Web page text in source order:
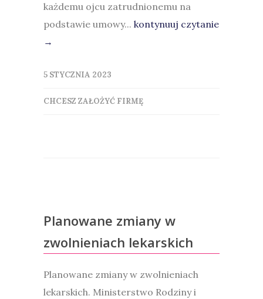
każdemu ojcu zatrudnionemu na
podstawie umowy... kontynuuj czytanie
→
5 STYCZNIA 2023
CHCESZ ZAŁOŻYĆ FIRMĘ
Planowane zmiany w
zwolnieniach lekarskich
Planowane zmiany w zwolnieniach
lekarskich. Ministerstwo Rodziny i